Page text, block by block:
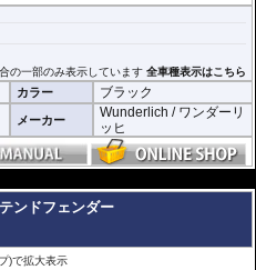
の一部のみ表示しています全車種表示はこちら
カラー ブラック
メーカー
Wunderlich / ワンダーリ
ッヒ
ンドフェンダー
)で拡大表示